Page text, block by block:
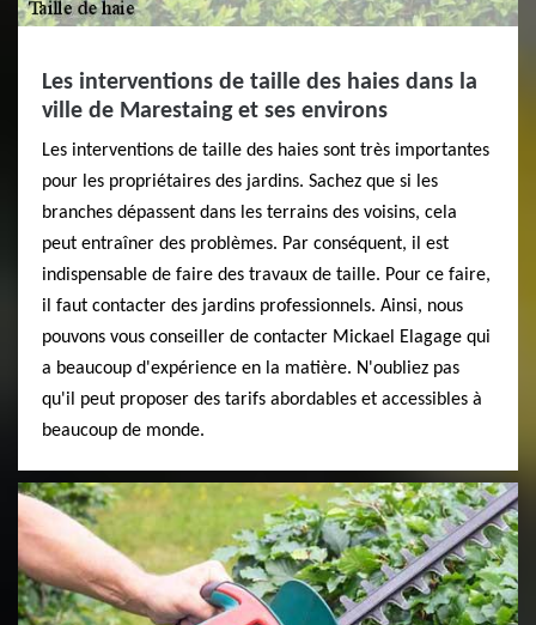
Les interventions de taille des haies dans la
ville de Marestaing et ses environs
Les interventions de taille des haies sont très importantes
pour les propriétaires des jardins. Sachez que si les
branches dépassent dans les terrains des voisins, cela
peut entraîner des problèmes. Par conséquent, il est
indispensable de faire des travaux de taille. Pour ce faire,
il faut contacter des jardins professionnels. Ainsi, nous
pouvons vous conseiller de contacter Mickael Elagage qui
a beaucoup d'expérience en la matière. N'oubliez pas
qu'il peut proposer des tarifs abordables et accessibles à
beaucoup de monde.